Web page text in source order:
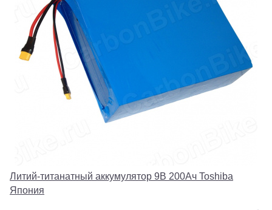
Литий-титанатный аккумулятор 9В 200Ач Toshiba
Япония